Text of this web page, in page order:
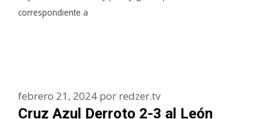
correspondiente a
Cruz Azul Derroto 2-3 al León
febrero 21, 2024 por redzer.tv